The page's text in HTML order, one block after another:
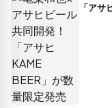
「アサ